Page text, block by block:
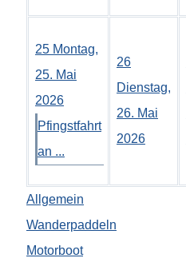
25 Montag,
25. Mai
2026
Pfingstfahrt
an ...
26
Dienstag,
26. Mai
2026
Allgemein
Wanderpaddeln
Motorboot